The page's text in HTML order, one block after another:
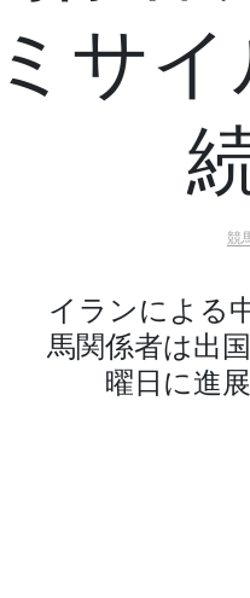
ミサ
競
イランによる
馬関係者は出
曜日に進